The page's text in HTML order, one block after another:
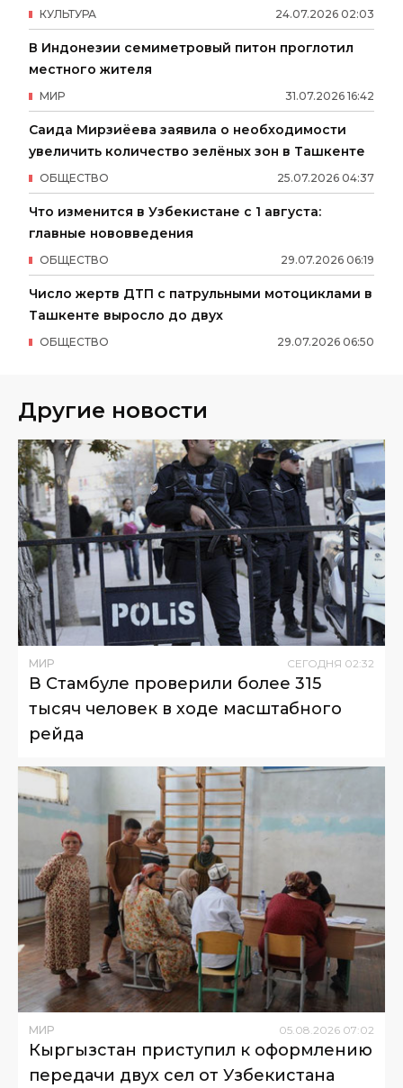
24.07.2026 02:03
КУЛЬТУРА
В Индонезии семиметровый питон проглотил
местного жителя
31.07.2026 16:42
МИР
Саида Мирзиёева заявила о необходимости
увеличить количество зелёных зон в Ташкенте
25.07.2026 04:37
ОБЩЕСТВО
Что изменится в Узбекистане с 1 августа:
главные нововведения
29.07.2026 06:19
ОБЩЕСТВО
Число жертв ДТП с патрульными мотоциклами в
Ташкенте выросло до двух
29.07.2026 06:50
ОБЩЕСТВО
Другие новости
МИР СЕГОДНЯ 02:32
В Стамбуле проверили более 315
тысяч человек в ходе масштабного
рейда
МИР 05 08 2026 07:02
Кыргызстан приступил к оформлению
передачи двух сел от Узбекистана